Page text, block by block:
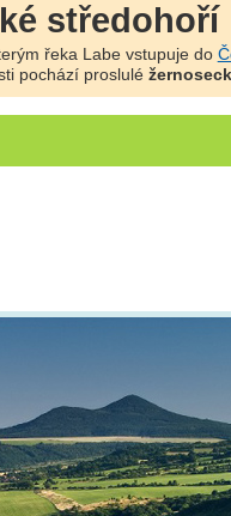
středohoří
řeka Labe vstupuje do
pochází proslulé